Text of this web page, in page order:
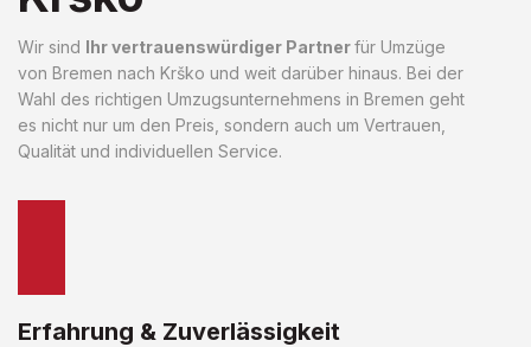
Wir sind Ihr vertrauenswürdiger Partnerfür Umzüge
von Bremen nach Krško und weit darüber hinaus. Bei der
Wahl des richtigen Umzugsunternehmens in Bremen geht
es nicht nur um den Preis, sondern auch um Vertrauen,
Qualität und individuellen Service.
Erfahrung & Zuverlässigkeit